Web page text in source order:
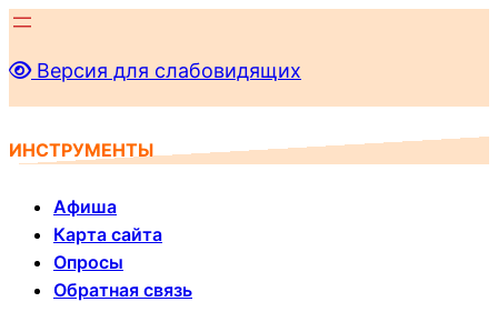
Перейти
содержимому
Версия для слабовидящих
ИНСТРУМЕНТЫ
Афиша
Карта сайта
Опросы
Обратная связь